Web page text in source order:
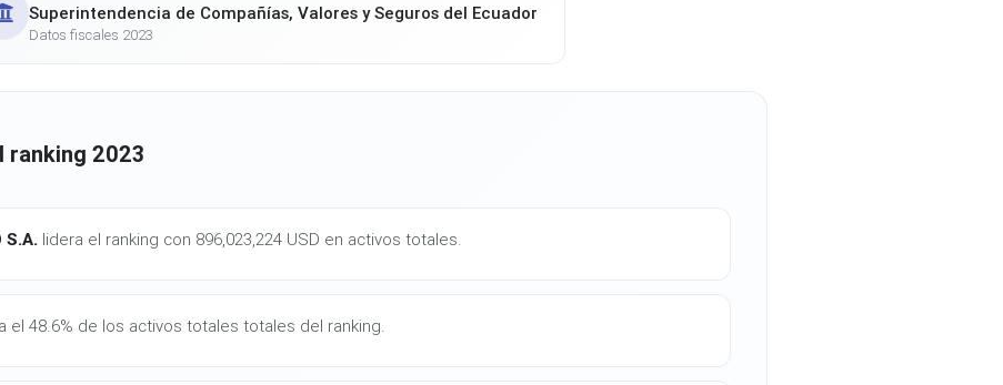
Superintendencia de Compañías, Valores y Seguros del Ecuador
Datos fiscales 2023
ranking 2023
S.A. lidera el ranking con 896,023,224 USD en activos totales.
el 48.6% de los activos totales totales del ranking.